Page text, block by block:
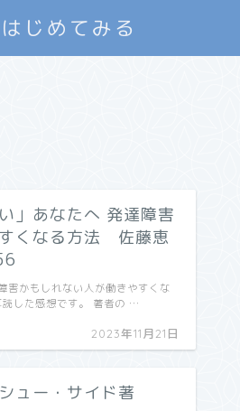
じめてみる
」あなたへ 発達障害
くなる方法 佐藤恵
2023年11月21日
害かもしれない人が働きやすくな
した感想です。 著者の …
ュー・サイド著